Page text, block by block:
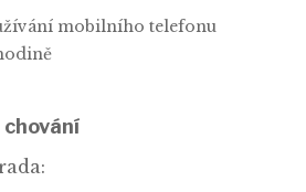
mobilního telefonu